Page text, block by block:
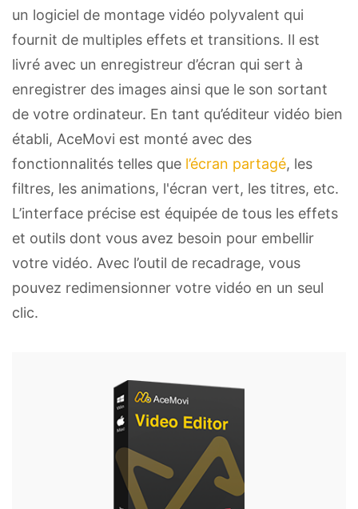
un logiciel de montage vidéo polyvalent qui
fournit de multiples effets et transitions. Il est
livré avec un enregistreur d’écran qui sert à
enregistrer des images ainsi que le son sortant
de votre ordinateur. En tant qu’éditeur vidéo bien
établi, AceMovi est monté avec des
fonctionnalités telles que l’écran partagé, les
filtres, les animations, l'écran vert, les titres, etc.
L’interface précise est équipée de tous les effets
et outils dont vous avez besoin pour embellir
votre vidéo. Avec l’outil de recadrage, vous
pouvez redimensionner votre vidéo en un seul
clic.